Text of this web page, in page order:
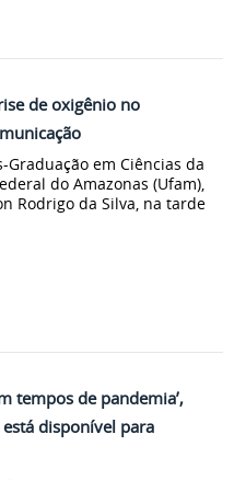
de oxigênio no
Graduação em Ciências da
do Amazonas (Ufam),
Rodrigo da Silva, na tarde
tempos de pandemia’,
disponível para